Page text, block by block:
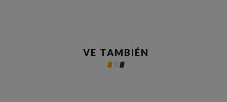
VE TAMBIÉN